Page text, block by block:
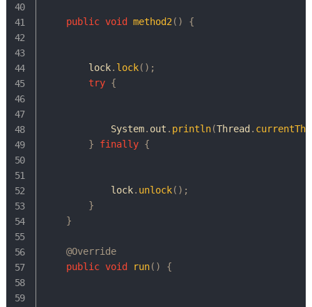
public void method2 ( ) {
        lock
. lock( ) ;
try {
System. out . println(Thread .
}
finally {
            lock
. unlock( ) ;
}
}
@Override
public void run( ) {